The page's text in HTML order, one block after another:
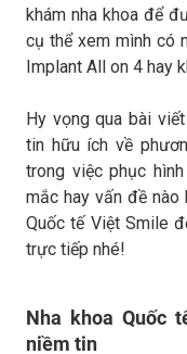
khám nha khoa để
cụ thể xem mình có
Implant All on 4 hay
Hy vọng qua bài
tin hữu ích về
trong việc phục
mắc hay vấn đề nào
Quốc tế Việt Smile
trực tiếp nhé!
Nha khoa Quốc
niềm tin